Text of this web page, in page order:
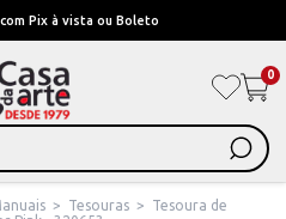
juros ou ate 12x com juros
0
> Tesouras >
Tesoura de